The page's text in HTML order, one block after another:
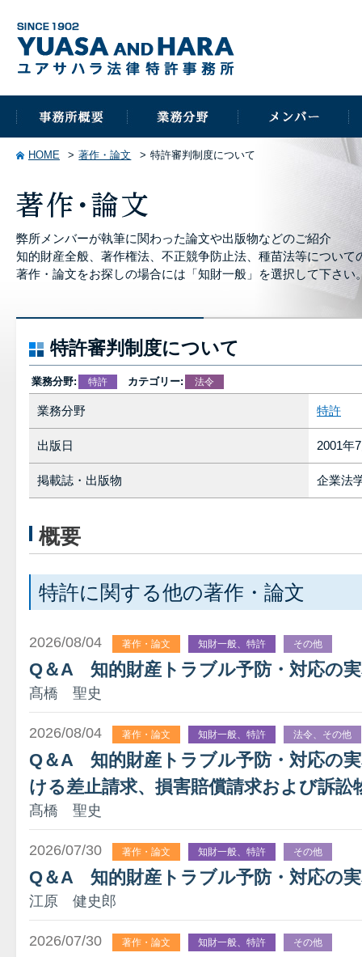
HOME 著作・論文 特許審判制度について
弊所メンバーが執筆に関わった論文や出版物などのご紹介
知的財産全般、著作権法、不正競争防止法、種苗法等について
著作・論文をお探しの場合には「知財一般」を選択して下さい
特許審判制度について
業務分野: 特許 カテゴリー: 法令
業務分野 特許
出版日 2001年
掲載誌・出版物 企業法
概要
特許に関する他の著作・論文
2026/08/04 著作・論文 知財一般、特許 その他
Q＆A 知的財産トラブル予防・対応の
髙橋 聖史
2026/08/04 著作・論文 知財一般、特許 法令、その他
Q＆A 知的財産トラブル予防・対応の
ける差止請求、損害賠償請求および訴訟
髙橋 聖史
2026/07/30 著作・論文 知財一般、特許 その他
Q＆A 知的財産トラブル予防・対応の
江原 健史郎
2026/07/30 著作・論文 知財一般、特許 その他